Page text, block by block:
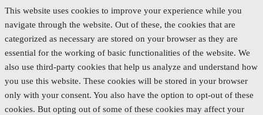
This website uses cookies to improve your experience while you
navigate through the website. Out of these, the cookies that are
categorized as necessary are stored on your browser as they are
essential for the working of basic functionalities of the website. We
also use third-party cookies that help us analyze and understand how
you use this website. These cookies will be stored in your browser
only with your consent. You also have the option to opt-out of these
cookies. But opting out of some of these cookies may affect your